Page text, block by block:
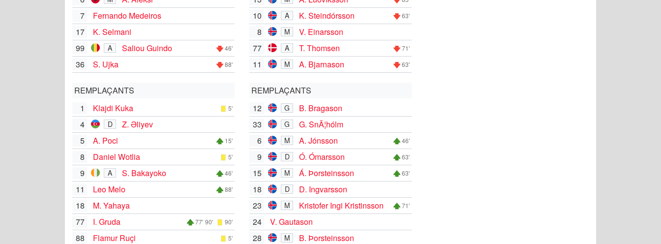
7
Fernando Medeiros
17
K. Selmani
99
A Saliou Guindo 46'
36 S. Ujka 88'
REMPLAÇANTS
1
Klajdi Kuka 5'
4 D
Z. Əliyev
5
A. Poci 15'
8 Daniel Wotlia 5'
9 A S. Bakayoko 46'
11 Leo Melo 88'
18
M. Yahaya
77
I. Gruda 77' 90' 90'
88 Flamur Ruçi 5'
10 A K. Steindórsson 63'
8 M
V. Einarsson
77
A T. Thomsen 71'
11 M A. Bjarnason 63'
REMPLAÇANTS
12
G
B. Bragason
33
G
G. SnÃ¦hólm
6
M A. Jónsson 46'
9 D Ó. Ómarsson 63'
15 M Á. Þorsteinsson 63'
18 D
D. Ingvarsson
23
M Kristofer Ingi Kristinsson 71'
24
V. Gautason
28
M
B. Þorsteinsson